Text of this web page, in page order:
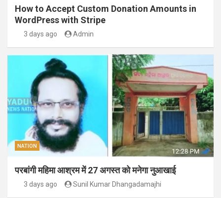
How to Accept Custom Donation Amounts in
WordPress with Stripe
3 days ago Admin
NATION
परबांगी महिमा आश्रम में 27 अगस्त को मनेगा नुआखाई
3 days ago Sunil Kumar Dhangadamajhi